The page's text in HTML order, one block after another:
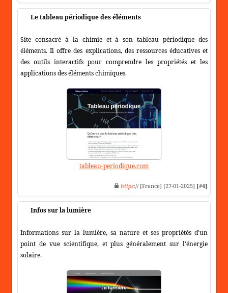
Le tableau périodique des éléments
Site consacré à la chimie et à son tableau périodique des
éléments. Il offre des explications, des ressources éducatives et
des outils interactifs pour comprendre les propriétés et les
applications des éléments chimiques.
tableau-periodique.com
https:// [France] [27-01-2025] [#4]
Infos sur la lumière
Informations sur la lumière, sa nature et ses propriétés d'un
point de vue scientifique, et plus généralement sur l'énergie
solaire.